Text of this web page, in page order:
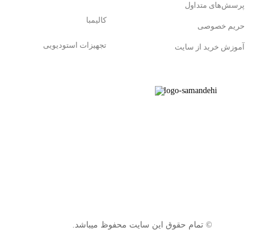
پرسش‌های متداول
حریم خصوصی
آموزش خرید از سایت
کالیمبا
تجهیزات استودیویی
© تمام حقوق این سایت محفوظ میباشد.